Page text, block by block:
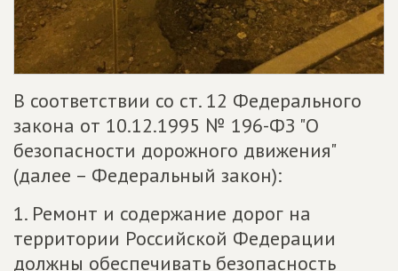
В соответствии со ст. 12 Федерального
закона от 10.12.1995 № 196-ФЗ "О
безопасности дорожного движения"
(далее – Федеральный закон):
1. Ремонт и содержание дорог на
территории Российской Федерации
должны обеспечивать безопасность